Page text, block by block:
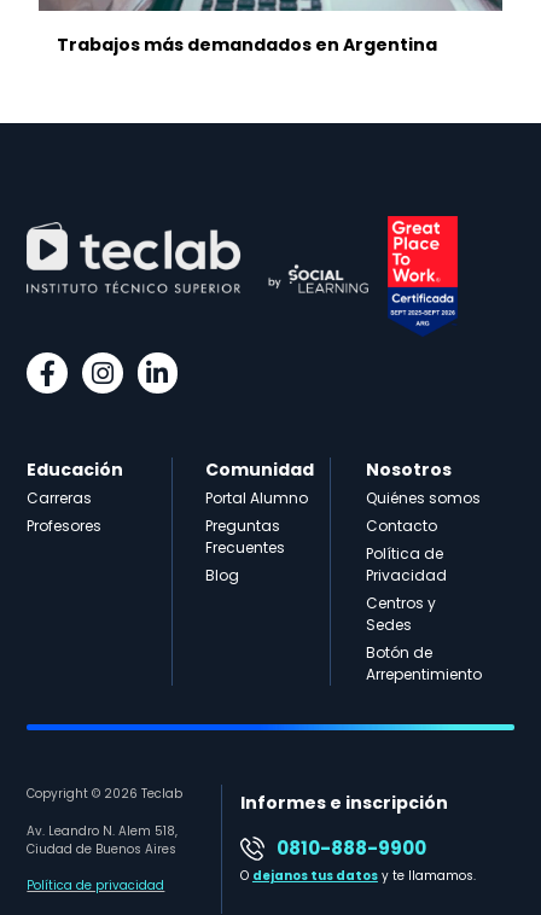
Trabajos más demandados en Argentina
Educación
Carreras
Profesores
Comunidad
Portal Alumno
Preguntas
Frecuentes
Blog
Nosotros
Quiénes somos
Contacto
Política de
Privacidad
Centros y
Sedes
Botón de
Arrepentimiento
Copyright © 2026 Teclab
Av. Leandro N. Alem 518,
Ciudad de Buenos Aires
Política de privacidad
Informes e inscripción
0810-888-9900
O dejanos tus datosy te llamamos.